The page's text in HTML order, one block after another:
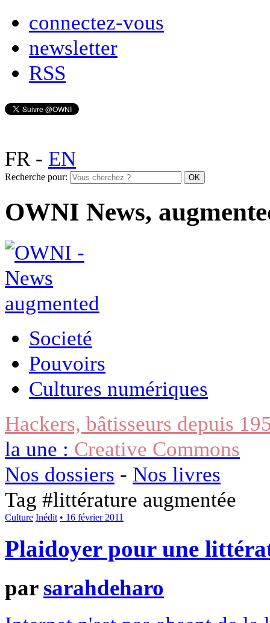
connectez-vous
newsletter
RSS
FR- EN
Recherche pour:
OWNI News,
Societé
Pouvoirs
Cultures numériques
Hackers, bâtisseurs depuis
la une : Creative Commons
Nos dossiers - Nos livres
Tag #littérature augmentée
Culture Inédit • 16 février 2011
Plaidoyer pour une
par sarahdeharo